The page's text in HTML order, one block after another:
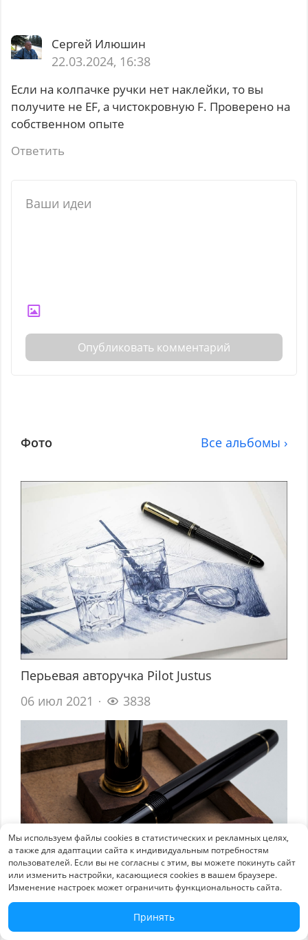
Сергей Илюшин
22.03.2024, 16:38
Если на колпачке ручки нет наклейки, то вы
получите не EF, а чистокровную F. Проверено на
собственном опыте
Ответить
Опубликовать комментарий
Фото Все альбомы ›
Перьевая авторучка Pilot Justus
06 июл 2021
3838
Мои ручечки-ручонки
Мы используем файлы cookies в статистических и рекламных целях,
а также для адаптации сайта к индивидуальным потребностям
пользователей. Если вы не согласны с этим, вы можете покинуть сайт
или изменить настройки, касающиеся cookies в вашем браузере.
Изменение настроек может ограничить функциональность сайта.
Принять